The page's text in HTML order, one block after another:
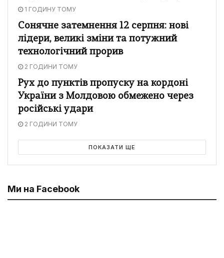
1 ГОДИНУ ТОМУ
Сонячне затемнення 12 серпня: нові
лідери, великі зміни та потужний
технологічний прорив
2 ГОДИНИ ТОМУ
Рух до пунктів пропуску на кордоні
України з Молдовою обмежено через
російські удари
2 ГОДИНИ ТОМУ
ПОКАЗАТИ ЩЕ
Ми на Facebook